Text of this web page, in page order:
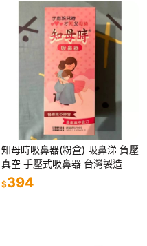
知母時吸鼻器(粉盒) 吸鼻涕 負壓
真空 手壓式吸鼻器 台灣製造
$394